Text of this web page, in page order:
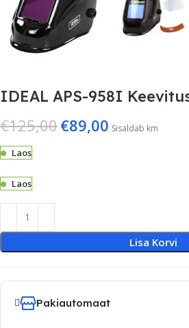
IDEAL APS-958I
€125,00€89,00 Sisaldab km
Laos
Laos
Lisa Korvi
Pakiautomaat